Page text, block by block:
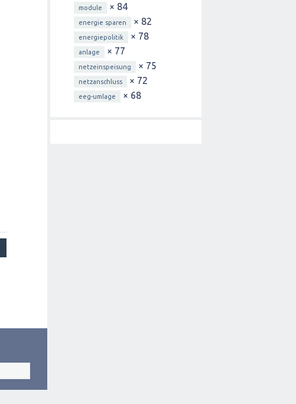
module × 84
energie sparen × 82
energiepolitik × 78
anlage × 77
netzeinspeisung × 75
netzanschluss × 72
eeg-umlage × 68